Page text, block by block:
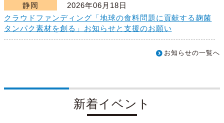
静岡
2026年06月18日
クラウドファンディング「地球の食料問題に貢献する麹菌
タンパク素材を創る」お知らせと支援のお願い
お知らせの一覧へ
新着イベント